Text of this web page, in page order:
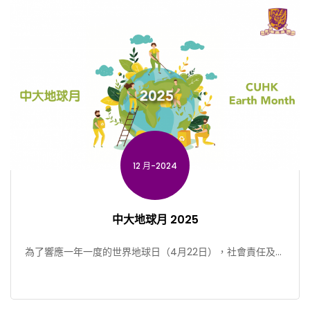
12 月-2024
中大地球月 2025
為了響應一年一度的世界地球日（4月22日），社會責任及可